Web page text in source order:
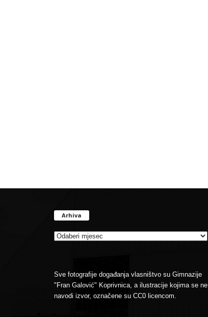
Arhiva
Sve fotografije događanja vlasništvo su Gimnazije
"Fran Galović" Koprivnica, a ilustracije kojima se ne
navodi izvor, označene su CC0 licencom.